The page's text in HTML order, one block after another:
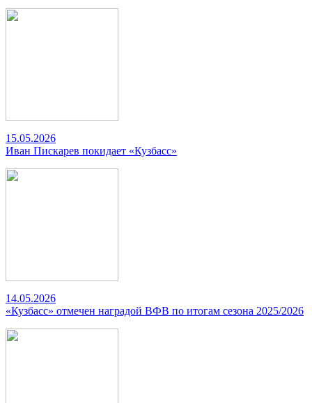
15.05.2026
Иван Пискарев покидает «Кузбасс»
14.05.2026
«Кузбасс» отмечен наградой ВФВ по итогам сезона 2025/2026